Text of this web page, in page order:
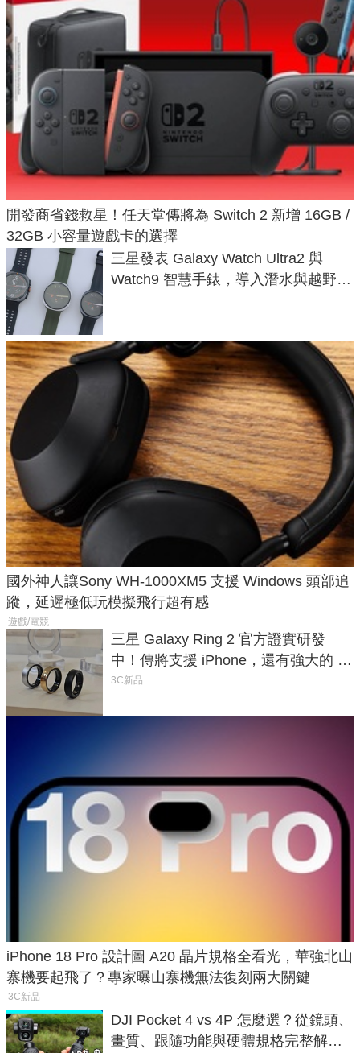
開發商省錢救星！任天堂傳將為 Switch 2 新增 16GB /
32GB 小容量遊戲卡的選擇
三星發表 Galaxy Watch Ultra2 與
Watch9 智慧手錶，導入潛水與越野跑
國外神人讓Sony WH-1000XM5 支援 Windows 頭部追
蹤，延遲極低玩模擬飛行超有感
遊戲/電競
三星 Galaxy Ring 2 官方證實研發
中！傳將支援 iPhone，還有強大的 AI
與智慧家電連動功能
3C新品
iPhone 18 Pro 設計圖 A20 晶片規格全看光，華強北山
寨機要起飛了？專家曝山寨機無法復刻兩大關鍵
3C新品
DJI Pocket 4 vs 4P 怎麼選？從鏡頭、
畫質、跟隨功能與硬體規格完整解